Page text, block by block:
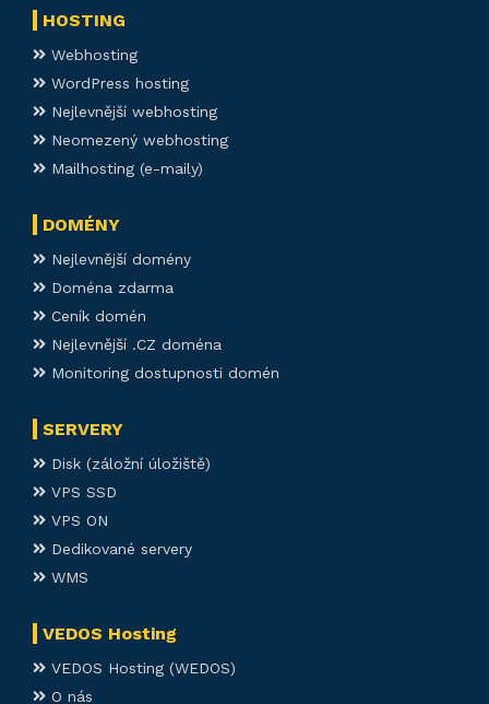
HOSTING
Webhosting
WordPress hosting
Nejlevnější webhosting
Neomezený webhosting
Mailhosting (e-maily)
DOMÉNY
Nejlevnější domény
Doména zdarma
Ceník domén
Nejlevnější .CZ doména
Monitoring dostupnosti domén
SERVERY
Disk (záložní úložiště)
VPS SSD
VPS ON
Dedikované servery
WMS
VEDOS Hosting
VEDOS Hosting (WEDOS)
O nás